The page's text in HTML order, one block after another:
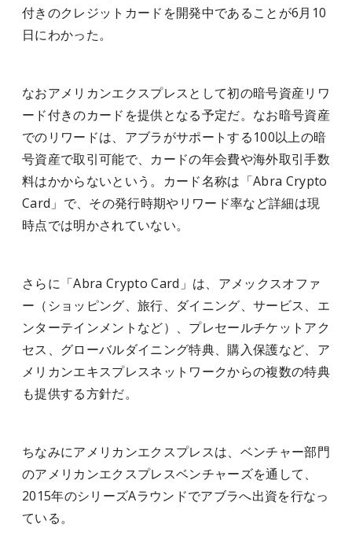
付きのクレジットカードを開発中であることが6月10
日にわかった。
なおアメリカンエクスプレスとして初の暗号資産リワ
ード付きのカードを提供となる予定だ。なお暗号資産
でのリワードは、アブラがサポートする100以上の暗
号資産で取引可能で、カードの年会費や海外取引手数
料はかからないという。カード名称は「Abra Crypto
Card」で、その発行時期やリワード率など詳細は現
時点では明かされていない。
さらに「Abra Crypto Card」は、アメックスオファ
ー（ショッピング、旅行、ダイニング、サービス、エ
ンターテインメントなど）、プレセールチケットアク
セス、グローバルダイニング特典、購入保護など、ア
メリカンエキスプレスネットワークからの複数の特典
も提供する方針だ。
ちなみにアメリカンエクスプレスは、ベンチャー部門
のアメリカンエクスプレスベンチャーズを通して、
2015年のシリーズAラウンドでアブラへ出資を行なっ
ている。